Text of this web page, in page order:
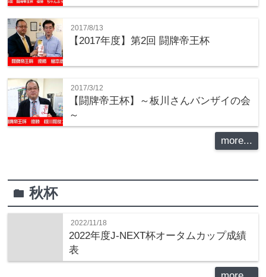
2017/8/13
【2017年度】第2回 闘牌帝王杯
2017/3/12
【闘牌帝王杯】～板川さんバンザイの会
～
more...
folder秋杯
2022/11/18
2022年度J-NEXT杯オータムカップ成績
表